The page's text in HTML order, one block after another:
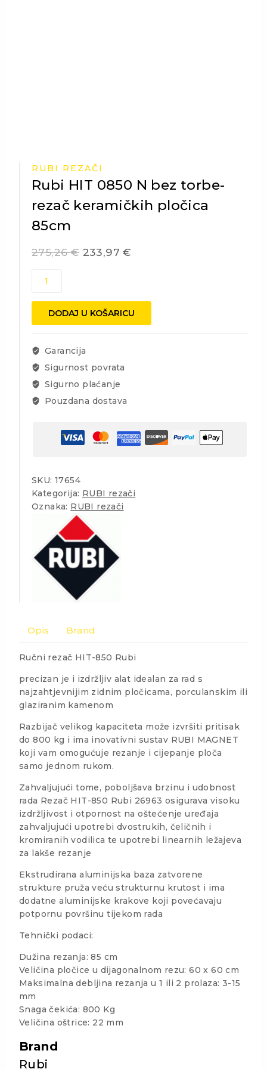
RUBI REZAČI
Rubi HIT 0850 N bez torbe-
rezač keramičkih pločica
85cm
275,26€ 233,97€
0850
bez
rezač
keramičkih
pločica
količina
DODAJ U KOŠARICU
Garancija
Sigurnost povrata
Sigurno plaćanje
Pouzdana dostava
SKU: 17654
Kategorija: RUBI rezači
Oznaka: RUBI rezači
Opis Brand
Ručni rezač HIT-850 Rubi
precizan je i izdržljiv alat idealan za rad s
najzahtjevnijim zidnim pločicama, porculanskim ili
glaziranim kamenom
Razbijač velikog kapaciteta može izvršiti pritisak
do 800 kg i ima inovativni sustav RUBI MAGNET
koji vam omogućuje rezanje i cijepanje ploča
samo jednom rukom.
Zahvaljujući tome, poboljšava brzinu i udobnost
rada Rezač HIT-850 Rubi 26963 osigurava visoku
izdržljivost i otpornost na oštećenje uređaja
zahvaljujući upotrebi dvostrukih, čeličnih i
kromiranih vodilica te upotrebi linearnih ležajeva
za lakše rezanje
Ekstrudirana aluminijska baza zatvorene
strukture pruža veću strukturnu krutost i ima
dodatne aluminijske krakove koji povećavaju
potpornu površinu tijekom rada
Tehnički podaci:
Dužina rezanja: 85 cm
Veličina pločice u dijagonalnom rezu: 60 x 60 cm
Maksimalna debljina rezanja u 1 ili 2 prolaza: 3-15
mm
Snaga čekića: 800 Kg
Veličina oštrice: 22 mm
Brand
Rubi